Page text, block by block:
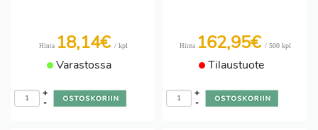
Hinta 18,14€ / kpl
Varastossa
-
+
Hinta 162,95€ / 500 kpl
Tilaustuote
-
+